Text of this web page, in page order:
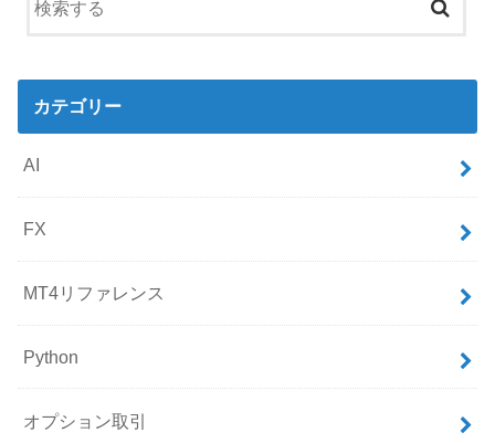
カテゴリー
AI
FX
MT4リファレンス
Python
オプション取引